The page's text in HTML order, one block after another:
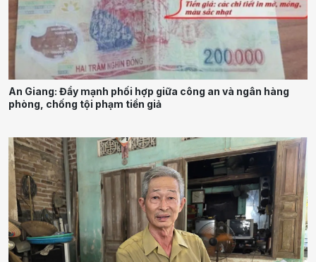
An Giang: Đẩy mạnh phối hợp giữa công an và ngân hàng
phòng, chống tội phạm tiền giả